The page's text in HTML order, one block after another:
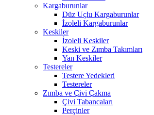
Kargaburunlar
Düz Uçlu Kargaburunlar
İzoleli Kargaburunlar
Keskiler
İzoleli Keskiler
Keski ve Zımba Takımları
Yan Keskiler
Testereler
Testere Yedekleri
Testereler
Zımba ve Çivi Çakma
Çivi Tabancaları
Perçinler